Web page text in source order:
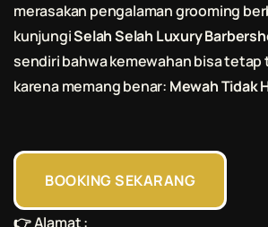
merasakan pengalaman grooming
kunjungiSelah Selah Luxury
sendiri bahwa kemewahan bisa tetap
karena memang benar: Mewah Tidak
BOOKING SEKARANG
👉Alamat: